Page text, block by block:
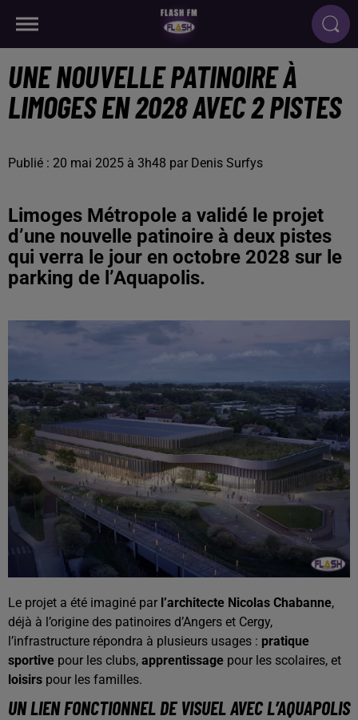
UNE NOUVELLE PATINOIRE À
LIMOGES EN 2028 AVEC 2 PISTES
Publié : 20 mai 2025 à 3h48 par Denis Surfys
Limoges Métropole a validé le projet
d’une nouvelle patinoire à deux pistes
qui verra le jour en octobre 2028 sur le
parking de l’Aquapolis.
Le projet a été imaginé par l’architecte Nicolas Chabanne,
déjà à l’origine des patinoires d’Angers et Cergy,
l’infrastructure répondra à plusieurs usages : pratique
sportive pour les clubs, apprentissage pour les scolaires, et
loisirs pour les familles.
UN LIEN FONCTIONNEL DE VISUEL AVEC L’AQUAPOLIS